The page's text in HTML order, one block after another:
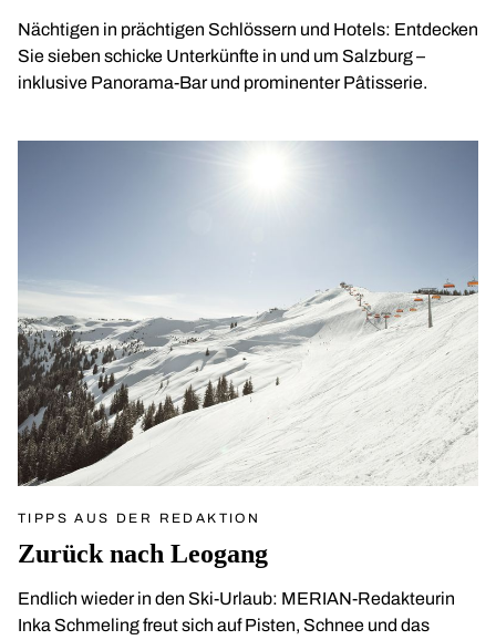
Nächtigen in prächtigen Schlössern und Hotels: Entdecken
Sie sieben schicke Unterkünfte in und um Salzburg –
inklusive Panorama-Bar und prominenter Pâtisserie.
TIPPS AUS DER REDAKTION
Zurück nach Leogang
Endlich wieder in den Ski-Urlaub: MERIAN-Redakteurin
Inka Schmeling freut sich auf Pisten, Schnee und das